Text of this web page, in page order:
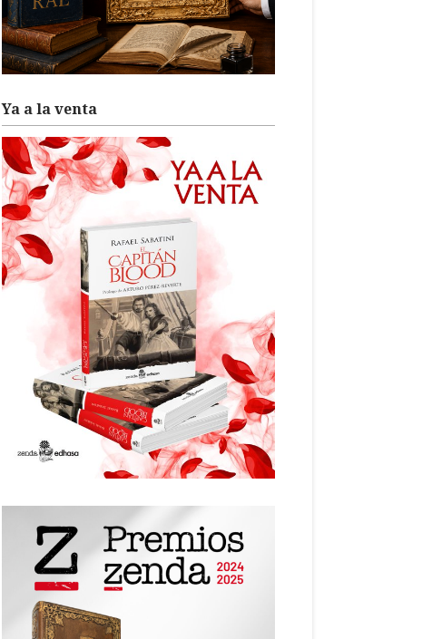
Ya a la venta